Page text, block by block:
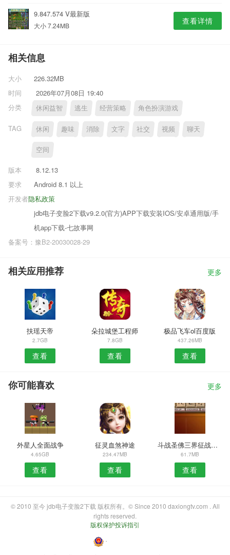
9.847.574 V最新版
大小 7.24MB 查看详情
相关信息
大小
226.32MB
时间
2026年07月08日 19:40
分类
休闲益智 逃生 经营策略 角色扮演游戏
TAG 休闲 趣味 消除 文字 社交 视频 聊天
空间
版本
8.12.13
要求
Android 8.1 以上
隐私政策
开发者
jdb电子变脸2下载v9.2.0(官方)APP下载安装IOS/安卓通用版/手
机app下载-七故事网
备案号：豫B2-20030028-29
相关应用推荐 更多
扶瑶天帝
2.7GB
查看
朵拉城堡工程师
7.8GB
查看
极品飞车ol百度版
437.26MB
查看
你可能喜欢 更多
外星人全面战争
4.65GB
查看
征灵血煞神途
234.47MB
查看
斗战圣佛三界征战手游
61.7MB
查看
© 2010 至今 jdb电子变脸2下载 版权所有。© Since 2010 daxiongtv.com . All
rights reserved.
版权保护投诉指引
・